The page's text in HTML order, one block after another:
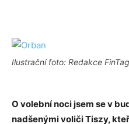
Ilustrační foto: Redakce FinTag
O volební noci jsem se v
nadšenými voliči Tiszy,